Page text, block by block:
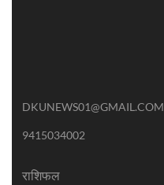
DKUNEWS01@GMAIL.COM
9415034002
राशिफल